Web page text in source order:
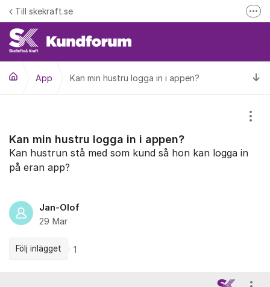
Hoppa till innehåll
Till skekraft.se
driftstörningar i el- fjärrvärme eller fibernätet
App Kan min hustru logga in i appen?
Kan min hustru logga in i appen?
Kan hustrun stå med som kund så hon kan logga in
på eran app?
Jan-Olof
29 Mar
Följ inlägget 1